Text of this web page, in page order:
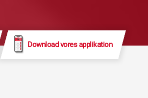
Download vores applikation